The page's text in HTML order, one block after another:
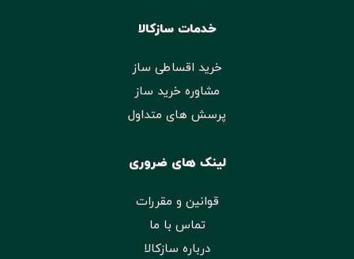
خدمات سازکالا
خرید اقساطی ساز
مشاوره خرید ساز
پرسش های متداول
لینک های ضروری
قوانین و مقررات
تماس با ما
درباره سازکالا